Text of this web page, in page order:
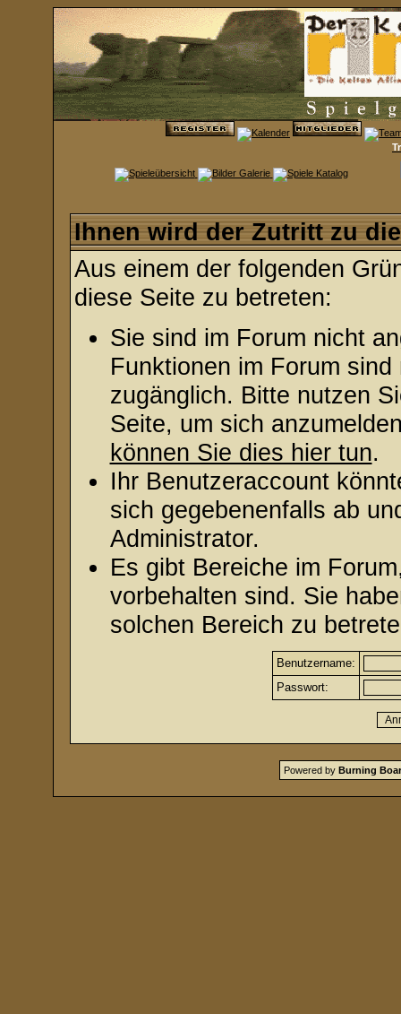
Ihnen wird der Zutritt zu
Aus einem der folgenden
diese Seite zu betreten:
Sie sind im Forum nicht
Funktionen im Forum
zugänglich. Bitte nutzen
Seite, um sich
können Sie dies hier tun.
Ihr Benutzeraccount
sich gegebenenfalls ab
Administrator.
Es gibt Bereiche im
vorbehalten sind. Sie
solchen Bereich zu
Benutzername:
Passwort:
Powered by Burning